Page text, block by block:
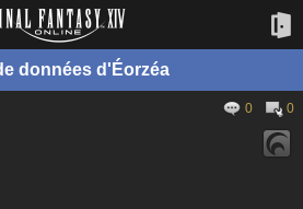
données d'Éorzéa
0 0